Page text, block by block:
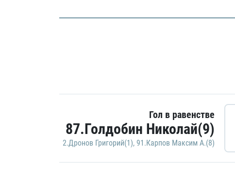
Гол в равенстве
87.Голдобин Николай(9)
2.Дронов Григорий(1), 91.Карпов Максим А.(8)